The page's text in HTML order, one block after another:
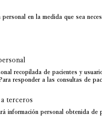
en la medida que sea
recopilada de pacientes y
responder a las consultas de
terceros
información personal obtenida de